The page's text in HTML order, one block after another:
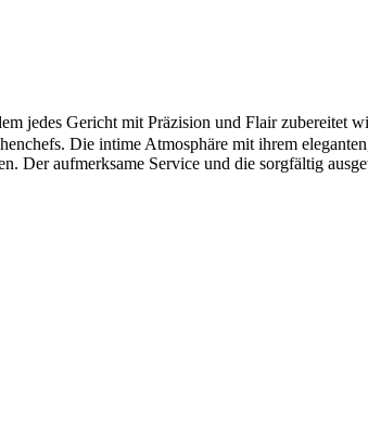
jedes Gericht mit Präzision und Flair zubereitet
Die intime Atmosphäre mit ihrem
Der aufmerksame Service und die sorgfältig